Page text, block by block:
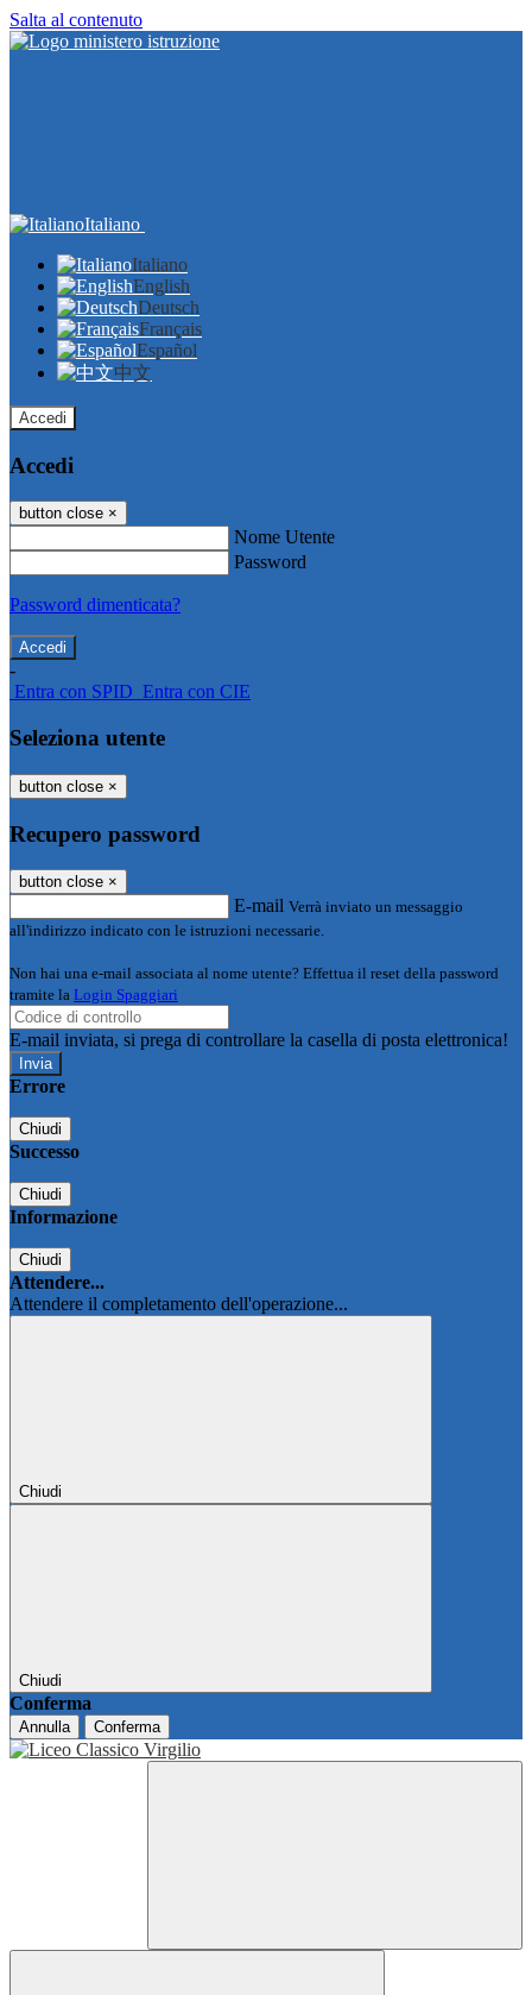
Salta al contenuto
Italiano
Italiano
English
Deutsch
Français
Español
中文
Accedi
Accedi
button close ×
Nome Utente
Password
Password dimenticata?
-
Entra con SPID Entra con CIE
Seleziona utente
button close ×
Recupero password
button close ×
E-mail Verrà inviato un messaggio
all'indirizzo indicato con le istruzioni necessarie.
Non hai una e-mail associata al nome utente? Effettua il reset della password
tramite la Login Spaggiari
E-mail inviata, si prega di controllare la casella di posta elettronica!
Errore
Chiudi
Successo
Chiudi
Informazione
Chiudi
Attendere...
Attendere il completamento dell'operazione...
Chiudi
Chiudi
Conferma
Annulla Conferma